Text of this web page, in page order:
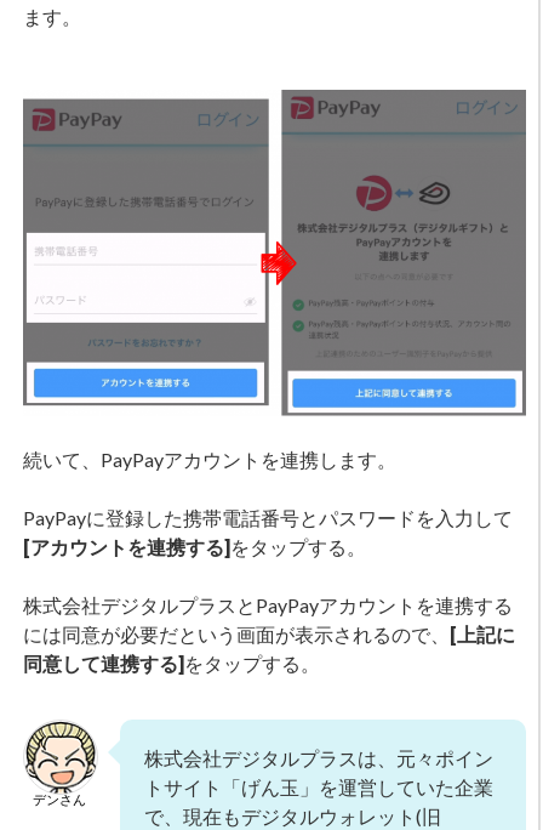
ます。
続いて、PayPayアカウントを連携します。
PayPayに登録した携帯電話番号とパスワードを入力して
[アカウントを連携する] をタップする。
株式会社デジタルプラスとPayPayアカウントを連携する
には同意が必要だという画面が表示されるので、
[上記に
同意して連携する] をタップする。
デンさん
株式会社デジタルプラスは、元々ポイン
トサイト「げん玉」を運営していた企業
で、現在もデジタルウォレット(旧